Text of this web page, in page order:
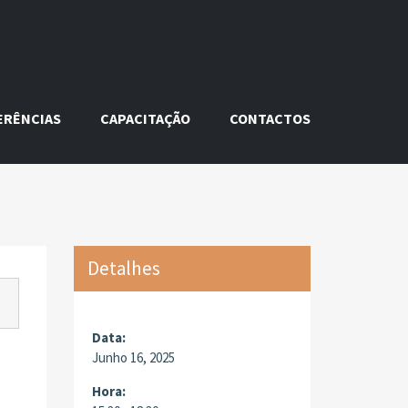
CAPACITAÇÃO CONTACTOS
Detalhes
Data:
Junho 16, 2025
Hora: